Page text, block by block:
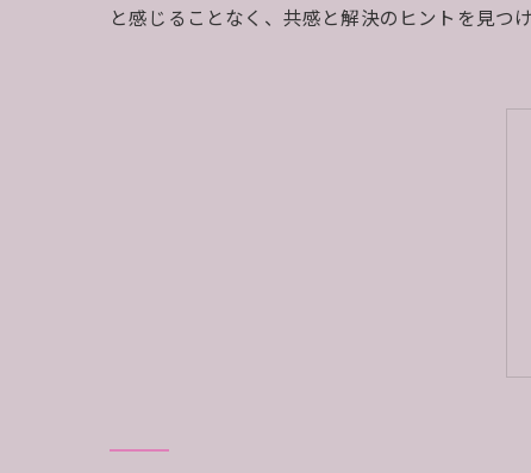
と感じることなく、共感と解決のヒントを見つ